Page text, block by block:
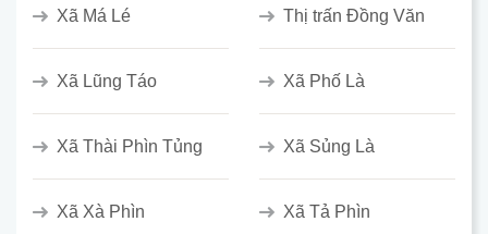
Xã Má Lé Thị trấn Đồng Văn
Xã Lũng Táo Xã Phố Là
Xã Thài Phìn Tủng Xã Sủng Là
Xã Xà Phìn Xã Tả Phìn